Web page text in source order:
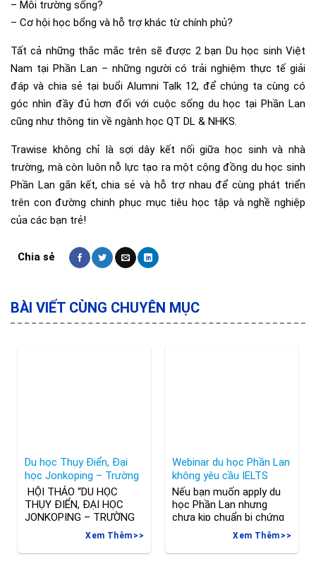
– Môi trường sống?
– Cơ hội học bổng và hỗ trợ khác từ chính phủ?
Tất cả những thắc mắc trên sẽ được 2 bạn Du học sinh Việt
Nam tại Phần Lan – những người có trải nghiệm thực tế giải
đáp và chia sẻ tại buổi Alumni Talk 12, để chúng ta cùng có
góc nhìn đầy đủ hơn đối với cuộc sống du học tại Phần Lan
cũng như thông tin về ngành học QT DL & NHKS.
Trawise không chỉ là sợi dây kết nối giữa học sinh và nhà
trường, mà còn luôn nỗ lực tạo ra một cộng đồng du học sinh
Phần Lan gắn kết, chia sẻ và hỗ trợ nhau để cùng phát triển
trên con đường chinh phục mục tiêu học tập và nghề nghiệp
của các bạn trẻ!
BÀI VIẾT CÙNG CHUYÊN MỤC
Du học Thụy Điển, Đại
học Jonkoping – Trường
kinh doanh hàng đầu
châu Âu
️ HỘI THẢO “DU HỌC
THỤY ĐIỂN, ĐẠI HỌC
JONKOPING – TRƯỜNG
KINH DOANH HÀNG ĐẦU
CHÂU ÂU” Đừng bỏ lỡ cơ
hội tìm hiểu tìm hiểu
Xem Thêm
Webinar du học Phần Lan
không yêu cầu IELTS
Nếu bạn muốn apply du
học Phần Lan nhưng
chưa kịp chuẩn bị chứng
chỉ IELTS hoặc SAT? Vậy
đừng bỏ lỡ thông tin về
Webinar “Du học Phần
Xem Thêm